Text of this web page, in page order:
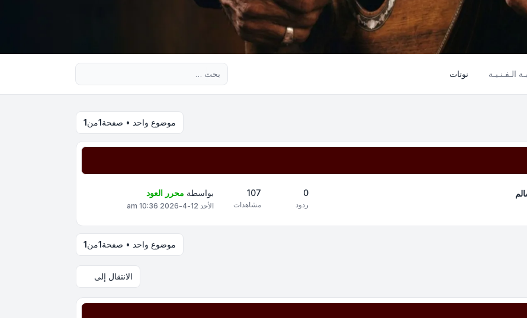
الـفـنـيـة نوتات
موضوع واحد • صفحة1من1
0
ردود
107
مشاهدات
بواسطة محرر العود
الأحد 12-4-2026 10:36 am
موضوع واحد • صفحة1من1
الانتقال إلى